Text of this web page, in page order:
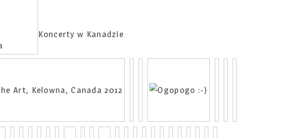
Koncerty w Kanadzie